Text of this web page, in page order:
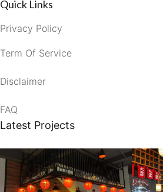
Quick Links
Privacy Policy
Term Of Service
Disclaimer
FAQ
Latest Projects